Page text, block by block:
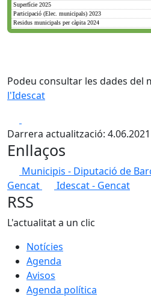
Podeu consultar les dades del
l'Idescat
Darrera actualització:
Enllaços
Municipis - Diputació de
Gencat
Idescat - Gencat
RSS
L'actualitat a un clic
Notícies
Agenda
Avisos
Agenda política